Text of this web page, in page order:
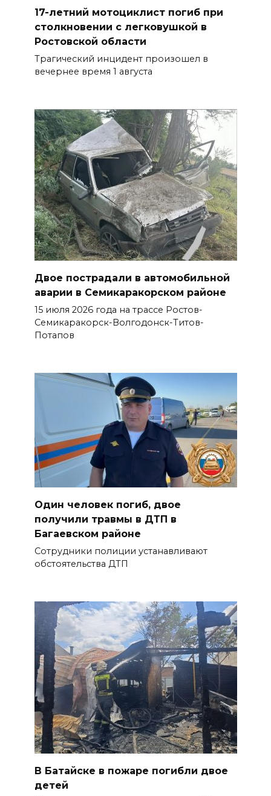
17-летний мотоциклист погиб при
столкновении с легковушкой в
Ростовской области
Трагический инцидент произошел в
вечернее время 1 августа
Двое пострадали в автомобильной
аварии в Семикаракорском районе
15 июля 2026 года на трассе Ростов-
Семикаракорск-Волгодонск-Титов-
Потапов
Один человек погиб, двое
получили травмы в ДТП в
Багаевском районе
Сотрудники полиции устанавливают
обстоятельства ДТП
В Батайске в пожаре погибли двое
детей